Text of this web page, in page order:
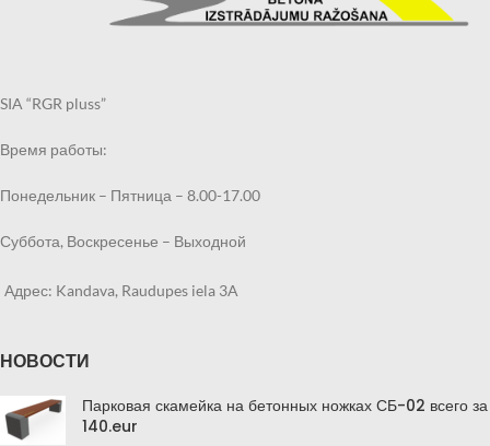
могильный бордюр по
Срок выполнения заказа 2
могильный бордюр по
SIA “RGR pluss”
Время работы:
Понедельник – Пятница – 8.00-17.00
Суббота, Воскресенье – Выходной
Адрес: Kandava, Raudupes iela 3A
НОВОСТИ
Парковая скамейка на бетонных ножках СБ-02 всего за
140.eur